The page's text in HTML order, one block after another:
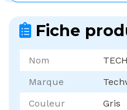
Fiche
Nom
Marque
Couleur
Gris